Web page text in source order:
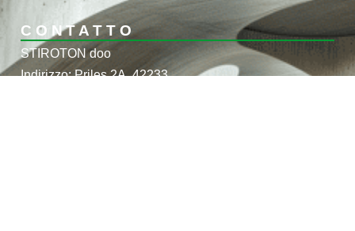
CONTATTO
STIROTON doo
Indirizzo: Priles 2A, 42233